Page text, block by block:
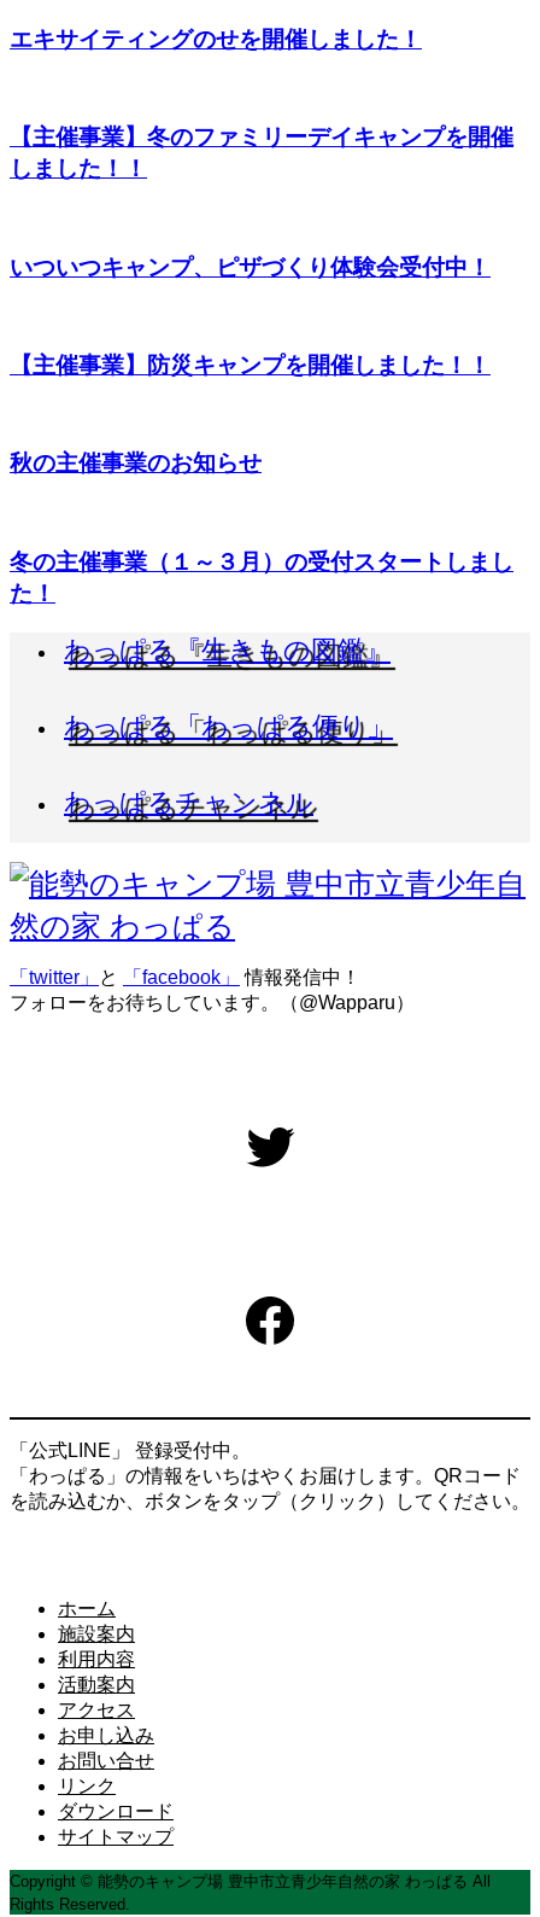
エキサイティングのせを開催しました！
【主催事業】冬のファミリーデイキャンプを開催
しました！！
いついつキャンプ、ピザづくり体験会受付中！
【主催事業】防災キャンプを開催しました！！
秋の主催事業のお知らせ
冬の主催事業（１～３月）の受付スタートしまし
た！
わっぱる『生きもの図鑑』
わっぱる「わっぱる便り」
わっぱるチャンネル
「twitter」 と 「facebook」
情報発信中！
フォローをお待ちしています。（@Wapparu）
Twitter
Facebook
「公式LINE」 登録受付中。
「わっぱる」の情報をいちはやくお届けします。QRコード
を読み込むか、ボタンをタップ（クリック）してください。
ホーム
施設案内
利用内容
活動案内
アクセス
お申し込み
お問い合せ
リンク
ダウンロード
サイトマップ
Copyright © 能勢のキャンプ場 豊中市立青少年自然の家 わっぱる All
Rights Reserved.